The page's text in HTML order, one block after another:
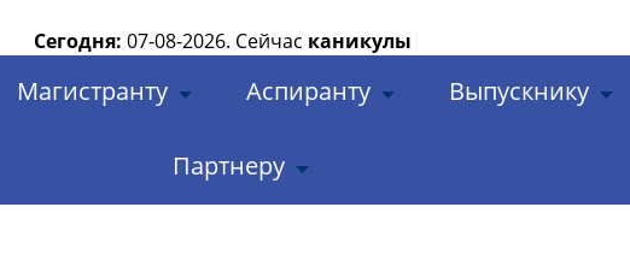
Сегодня: 07-08-2026. Сейчас каникулы
Магистранту Аспиранту Выпускнику
Партнеру